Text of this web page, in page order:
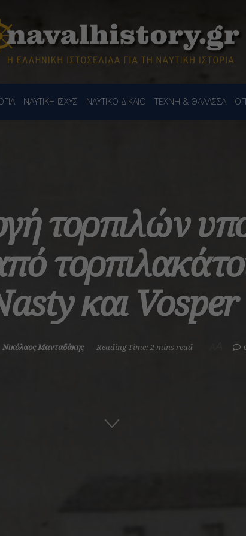
ΝΑΥΤΙΚΗ ΙΣΧΥΣ ΝΑΥΤΙΚΟ ΔΙΚΑΙΟ ΤΕΧΝΗ & ΘΑΛΑΣΣΑ
τορπιλών
και Vosper
Νικόλαος Μανταδάκης Reading Time: 2 mins read